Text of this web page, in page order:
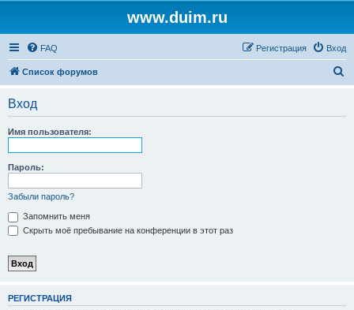
www.duim.ru
FAQ Вход
Регистрация
Список форумов
Вход
Имя пользователя:
Пароль:
Забыли пароль?
Запомнить меня
Скрыть моё пребывание на конференции в этот раз
РЕГИСТРАЦИЯ